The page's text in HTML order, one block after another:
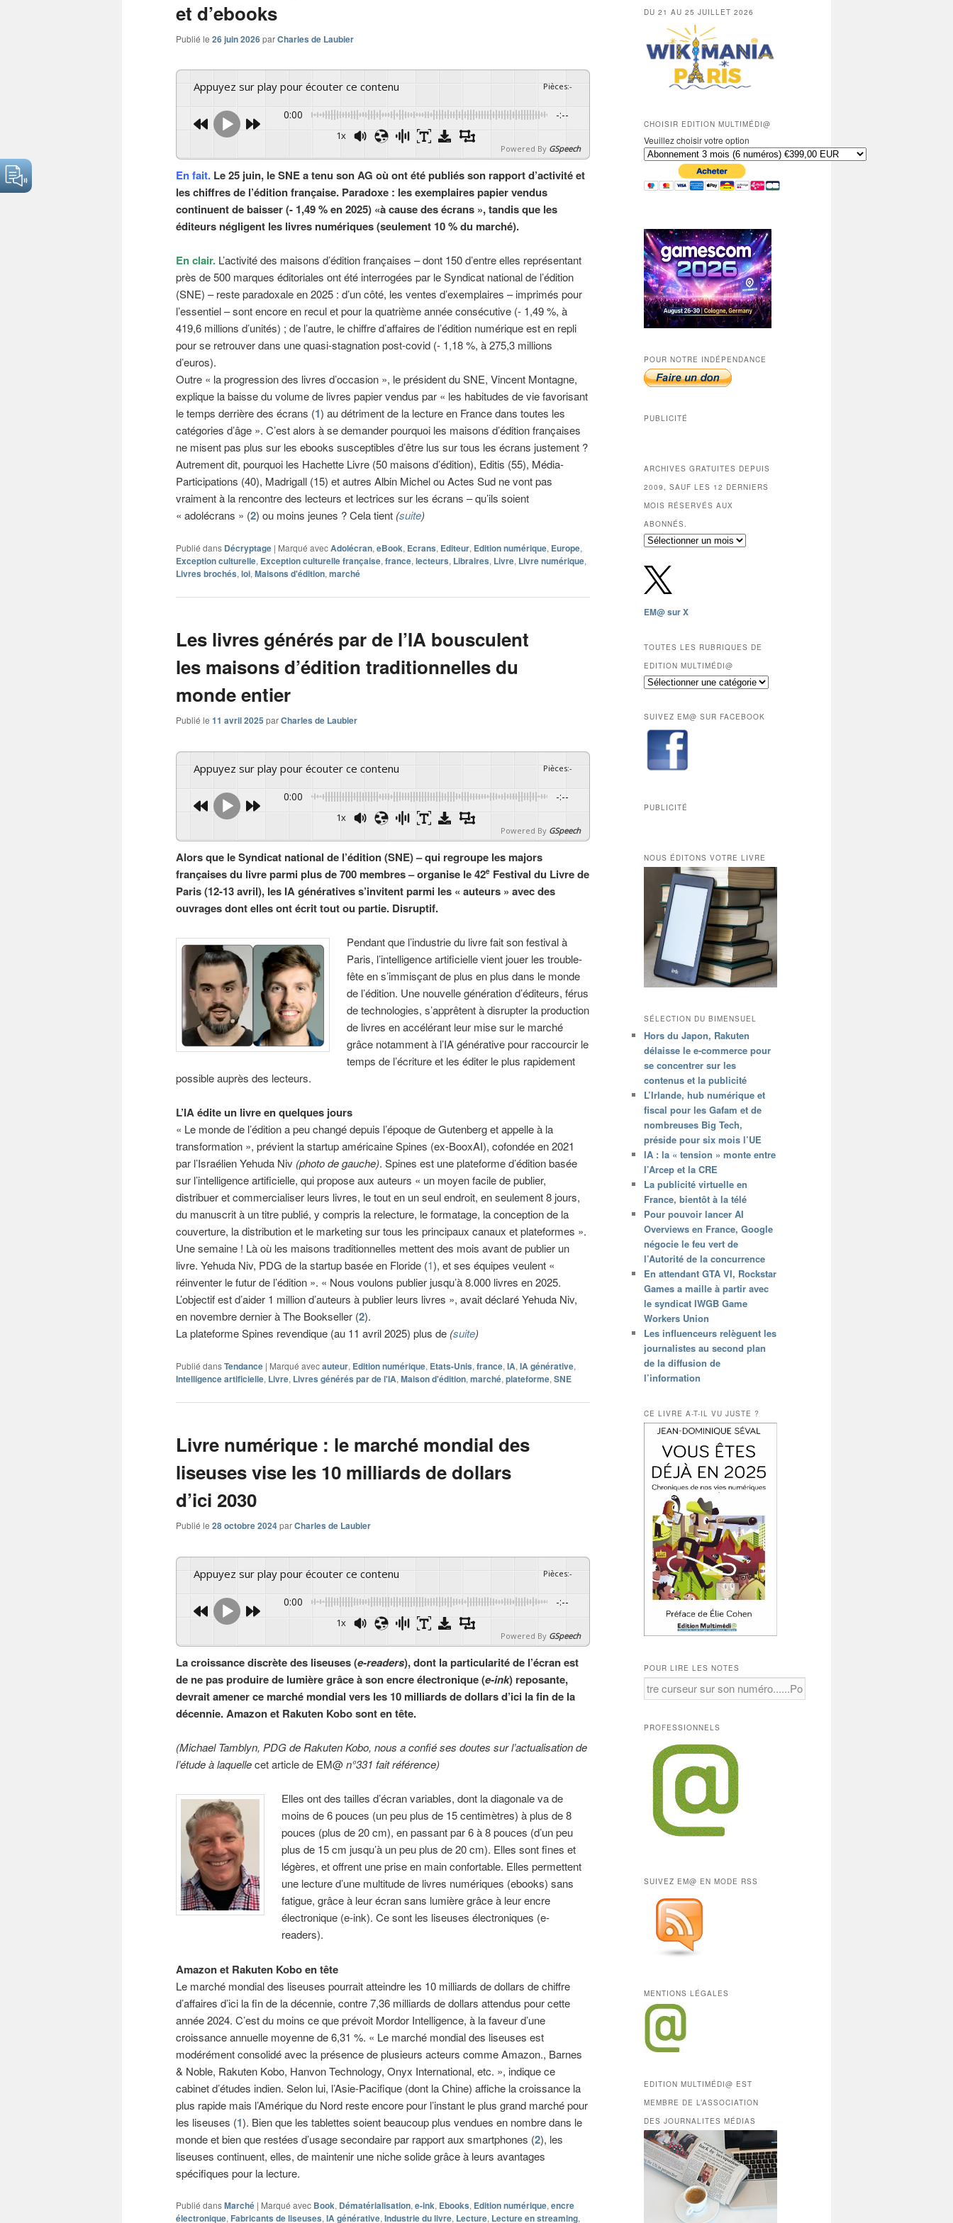
et d’ebooks
Publié le 26 juin 2026parCharles de Laubier
Appuyez sur play pour écouter ce contenu Pièces:-
0:00 -:--
1x
Powered By GSpeech
En fait. Le 25 juin, le SNE a tenu son AG où ont été publiés son rapport d’activité et
les chiffres de l’édition française. Paradoxe : les exemplaires papier vendus
continuent de baisser (- 1,49 % en 2025) «à cause des écrans », tandis que les
éditeurs négligent les livres numériques (seulement 10 % du marché).
En clair. L’activité des maisons d’édition françaises – dont 150 d’entre elles représentant
près de 500 marques éditoriales ont été interrogées par le Syndicat national de l’édition
(SNE) – reste paradoxale en 2025 : d’un côté, les ventes d’exemplaires – imprimés pour
l’essentiel – sont encore en recul et pour la quatrième année consécutive (- 1,49 %, à
419,6 millions d’unités) ; de l’autre, le chiffre d’affaires de l’édition numérique est en repli
pour se retrouver dans une quasi-stagnation post-covid (- 1,18 %, à 275,3 millions
d’euros).
Outre « la progression des livres d’occasion », le président du SNE, Vincent Montagne,
explique la baisse du volume de livres papier vendus par « les habitudes de vie favorisant
le temps derrière des écrans (1) au détriment de la lecture en France dans toutes les
catégories d’âge ». C’est alors à se demander pourquoi les maisons d’édition françaises
ne misent pas plus sur les ebooks susceptibles d’être lus sur tous les écrans justement ?
Autrement dit, pourquoi les Hachette Livre (50 maisons d’édition), Editis (55), Média-
Participations (40), Madrigall (15) et autres Albin Michel ou Actes Sud ne vont pas
vraiment à la rencontre des lecteurs et lectrices sur les écrans – qu’ils soient
« adolécrans » (2) ou moins jeunes ? Cela tient (suite)
Publié dans Décryptage | Marqué avecAdolécran, eBook, Ecrans, Editeur, Edition numérique, Europe,
Exception culturelle, Exception culturelle française, france, lecteurs, Libraires, Livre, Livre numérique,
Livres brochés, loi, Maisons d'édition, marché
Les livres générés par de l’IA bousculent
les maisons d’édition traditionnelles du
monde entier
Publié le 11 avril 2025 parCharles de Laubier
Appuyez sur play pour écouter ce contenu Pièces:-
0:00 -:--
1x
Powered By GSpeech
Alors que le Syndicat national de l’édition (SNE) – qui regroupe les majors
françaises du livre parmi plus de 700 membres – organise le 42e Festival du Livre de
Paris (12-13 avril), les IA génératives s’invitent parmi les « auteurs » avec des
ouvrages dont elles ont écrit tout ou partie. Disruptif.
Pendant que l’industrie du livre fait son festival à
Paris, l’intelligence artificielle vient jouer les trouble-
fête en s’immisçant de plus en plus dans le monde
de l’édition. Une nouvelle génération d’éditeurs, férus
de technologies, s’apprêtent à disrupter la production
de livres en accélérant leur mise sur le marché
grâce notamment à l’IA générative pour raccourcir le
temps de l’écriture et les éditer le plus rapidement
possible auprès des lecteurs.
L’IA édite un livre en quelques jours
« Le monde de l’édition a peu changé depuis l’époque de Gutenberg et appelle à la
transformation », prévient la startup américaine Spines (ex-BooxAI), cofondée en 2021
par l’Israélien Yehuda Niv (photo de gauche). Spines est une plateforme d’édition basée
sur l’intelligence artificielle, qui propose aux auteurs « un moyen facile de publier,
distribuer et commercialiser leurs livres, le tout en un seul endroit, en seulement 8 jours,
du manuscrit à un titre publié, y compris la relecture, le formatage, la conception de la
couverture, la distribution et le marketing sur tous les principaux canaux et plateformes ».
Une semaine ! Là où les maisons traditionnelles mettent des mois avant de publier un
livre. Yehuda Niv, PDG de la startup basée en Floride (1), et ses équipes veulent «
réinventer le futur de l’édition ». « Nous voulons publier jusqu’à 8.000 livres en 2025.
L’objectif est d’aider 1 million d’auteurs à publier leurs livres », avait déclaré Yehuda Niv,
en novembre dernier à The Bookseller (2).
La plateforme Spines revendique (au 11 avril 2025) plus de (suite)
Publié dansTendance | Marqué avecauteur, Edition numérique, Etats-Unis, france, IA, IA générative,
Intelligence artificielle, Livre, Livres générés par de l'IA, Maison d'édition, marché, plateforme, SNE
Livre numérique : le marché mondial des
liseuses vise les 10 milliards de dollars
d’ici 2030
Publié le 28 octobre 2024parCharles de Laubier
Appuyez sur play pour écouter ce contenu Pièces:-
0:00 -:--
1x
Powered By GSpeech
La croissance discrète des liseuses (e-readers), dont la particularité de l’écran est
de ne pas produire de lumière grâce à son encre électronique (e-ink) reposante,
devrait amener ce marché mondial vers les 10 milliards de dollars d’ici la fin de la
décennie. Amazon et Rakuten Kobo sont en tête.
(Michael Tamblyn, PDG de Rakuten Kobo, nous a confié ses doutes sur l’actualisation de
l’étude à laquellecet article de EM@n°331 fait référence)
Elles ont des tailles d’écran variables, dont la diagonale va de
moins de 6 pouces (un peu plus de 15 centimètres) à plus de 8
pouces (plus de 20 cm), en passant par 6 à 8 pouces (d’un peu
plus de 15 cm jusqu’à un peu plus de 20 cm). Elles sont fines et
légères, et offrent une prise en main confortable. Elles permettent
une lecture d’une multitude de livres numériques (ebooks) sans
fatigue, grâce à leur écran sans lumière grâce à leur encre
électronique (e-ink). Ce sont les liseuses électroniques (e-
readers).
Amazon et Rakuten Kobo en tête
Le marché mondial des liseuses pourrait atteindre les 10 milliards de dollars de chiffre
d’affaires d’ici la fin de la décennie, contre 7,36 milliards de dollars attendus pour cette
année 2024. C’est du moins ce que prévoit Mordor Intelligence, à la faveur d’une
croissance annuelle moyenne de 6,31 %. « Le marché mondial des liseuses est
modérément consolidé avec la présence de plusieurs acteurs comme Amazon., Barnes
& Noble, Rakuten Kobo, Hanvon Technology, Onyx International, etc. », indique ce
cabinet d’études indien. Selon lui, l’Asie-Pacifique (dont la Chine) affiche la croissance la
plus rapide mais l’Amérique du Nord reste encore pour l’instant le plus grand marché pour
les liseuses (1). Bien que les tablettes soient beaucoup plus vendues en nombre dans le
monde et bien que restées d’usage secondaire par rapport aux smartphones (2), les
liseuses continuent, elles, de maintenir une niche solide grâce à leurs avantages
spécifiques pour la lecture.
Publié dansMarché | Marqué avec Book, Dématérialisation, e-ink, Ebooks, Edition numérique, encre
électronique, Fabricants de liseuses, IA générative, Industrie du livre, Lecture, Lecture en streaming,
DU 21 AU 25 JUILLET 2026
CHOISIR EDITION MULTIMÉDI@
Veuillez choisir votre option
POUR NOTRE INDÉPENDANCE
PUBLICITÉ
ARCHIVES GRATUITES DEPUIS
2009, SAUF LES 12 DERNIERS
MOIS RÉSERVÉS AUX
ABONNÉS.
Archives
depuis
2009,
sauf
les
mois
réservés
aux
abonnés.
EM@ sur X
TOUTES LES RUBRIQUES DE
EDITION MULTIMÉDI@
Toutes
de
Edition
Multimédi@
SUIVEZ EM@ SUR FACEBOOK
PUBLICITÉ
NOUS ÉDITONS VOTRE LIVRE
SÉLECTION DU BIMENSUEL
Hors du Japon, Rakuten
délaisse le e-commerce pour
se concentrer sur les
contenus et la publicité
L’Irlande, hub numérique et
fiscal pour les Gafam et de
nombreuses Big Tech,
préside pour six mois l’UE
IA : la « tension » monte entre
l’Arcep et la CRE
La publicité virtuelle en
France, bientôt à la télé
Pour pouvoir lancer AI
Overviews en France, Google
négocie le feu vert de
l’Autorité de la concurrence
En attendant GTA VI, Rockstar
Games a maille à partir avec
le syndicat IWGB Game
Workers Union
Les influenceurs relèguent les
journalistes au second plan
de la diffusion de
l’information
CE LIVRE A-T-IL VU JUSTE ?
POUR LIRE LES NOTES
PROFESSIONNELS
SUIVEZ EM@ EN MODE RSS
MENTIONS LÉGALES
EDITION MULTIMÉDI@ EST
MEMBRE DE L’ASSOCIATION
DES JOURNALITES MÉDIAS